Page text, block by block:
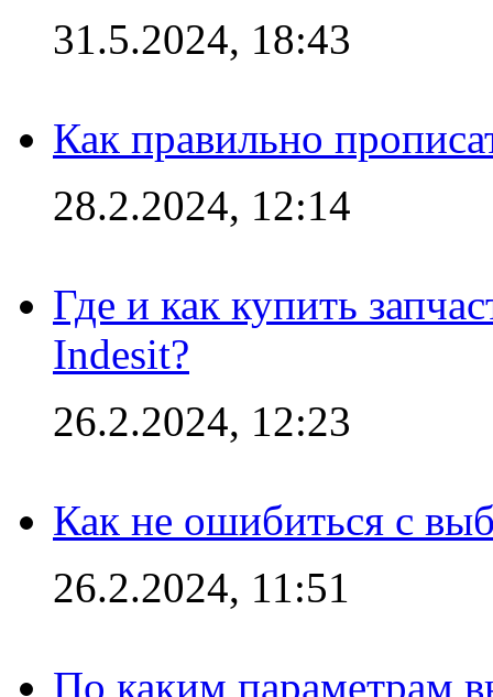
31.5.2024, 18:43
Как правильно
28.2.2024, 12:14
Где и как купить
Indesit?
26.2.2024, 12:23
Как не ошибиться с
26.2.2024, 11:51
По каким параметрам